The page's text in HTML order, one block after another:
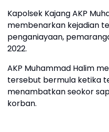
Kapolsek Kajang AKP
membenarkan kejadian
penganiayaan,
2022.
AKP Muhammad Halim
tersebut bermula ketika
menambatkan seokor
korban.